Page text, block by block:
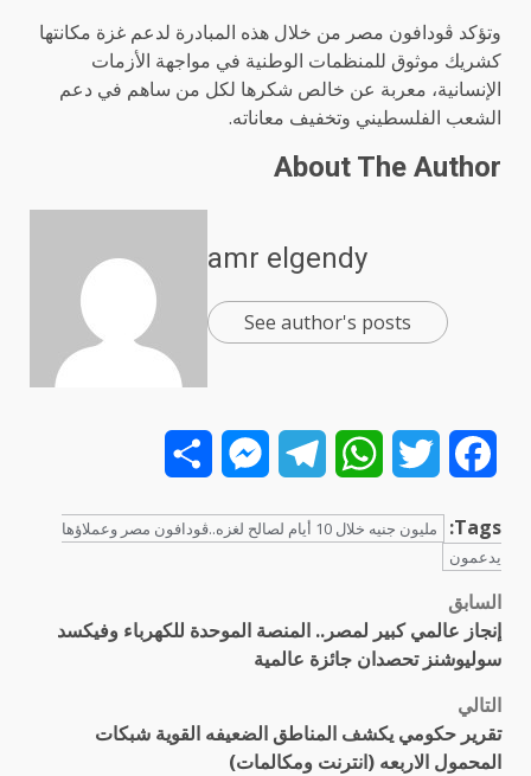
وتؤكد ڤودافون مصر من خلال هذه المبادرة لدعم غزة مكانتها
كشريك موثوق للمنظمات الوطنية في مواجهة الأزمات
الإنسانية، معربة عن خالص شكرها لكل من ساهم في دعم
الشعب الفلسطيني وتخفيف معاناته.
About The Author
amr elgendy
See author's posts
Facebook
Twitter
WhatsApp
Telegram
Messenger
Tags:
مليون جنيه خلال 10 أيام لصالح لغزه..ڤودافون مصر وعملاؤها
يدعمون
تصفّح
المقالات
السابق
إنجاز عالمي كبير لمصر.. المنصة الموحدة للكهرباء وفيكسد
سوليوشنز تحصدان جائزة عالمية
التالي
تقرير حكومي يكشف المناطق الضعيفه القوية شبكات
المحمول الاربعه (انترنت ومكالمات)